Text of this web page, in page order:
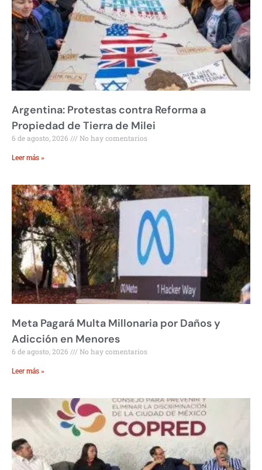
Argentina: Protestas contra Reforma a
Propiedad de Tierra de Milei
6 de agosto, 2026 No hay comentarios
Leer más »
Meta Pagará Multa Millonaria por Daños y
Adicción en Menores
6 de agosto, 2026 No hay comentarios
Leer más »